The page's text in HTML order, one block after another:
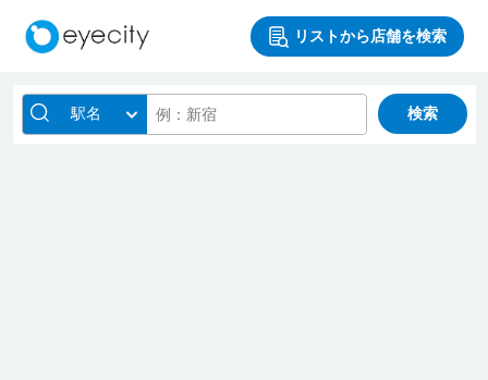
リストから店舗を検索
駅名 検索